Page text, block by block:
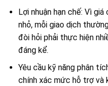
Lợi nhuận hạn chế: Vì
nhỏ, mỗi giao dịch
đòi hỏi phải thực hiện
đáng kể.
Yêu cầu kỹ năng phân
chính xác mức hỗ trợ và